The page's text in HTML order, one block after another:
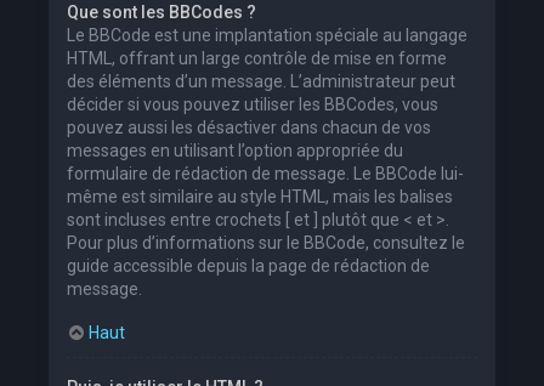
Que sont les BBCodes ?
Le BBCode est une implantation spéciale au langage
HTML, offrant un large contrôle de mise en forme
des éléments d’un message. L’administrateur peut
décider si vous pouvez utiliser les BBCodes, vous
pouvez aussi les désactiver dans chacun de vos
messages en utilisant l’option appropriée du
formulaire de rédaction de message. Le BBCode lui-
même est similaire au style HTML, mais les balises
sont incluses entre crochets [ et ] plutôt que < et >.
Pour plus d’informations sur le BBCode, consultez le
guide accessible depuis la page de rédaction de
message.
Haut